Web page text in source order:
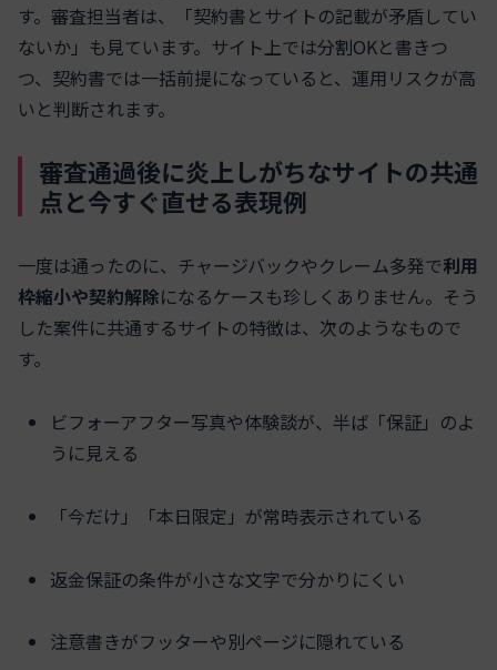
す。審査担当者は、「契約書とサイトの記載が矛盾してい
ないか」も見ています。サイト上では分割OKと書きつ
つ、契約書では一括前提になっていると、運用リスクが高
いと判断されます。
審査通過後に炎上しがちなサイトの共通
点と今すぐ直せる表現例
一度は通ったのに、チャージバックやクレーム多発で利用
枠縮小や契約解除になるケースも珍しくありません。そう
した案件に共通するサイトの特徴は、次のようなもので
す。
ビフォーアフター写真や体験談が、半ば「保証」のよ
うに見える
「今だけ」「本日限定」が常時表示されている
返金保証の条件が小さな文字で分かりにくい
注意書きがフッターや別ページに隠れている